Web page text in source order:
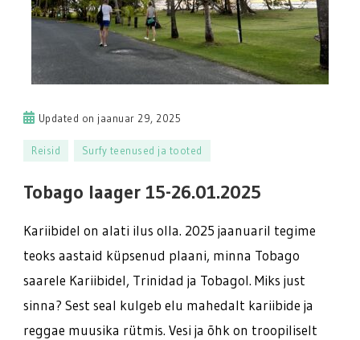
Updated on jaanuar 29, 2025
Reisid Surfy teenused ja tooted
Tobago laager 15-26.01.2025
Kariibidel on alati ilus olla. 2025 jaanuaril tegime
teoks aastaid küpsenud plaani, minna Tobago
saarele Kariibidel, Trinidad ja Tobagol. Miks just
sinna? Sest seal kulgeb elu mahedalt kariibide ja
reggae muusika rütmis. Vesi ja õhk on troopiliselt